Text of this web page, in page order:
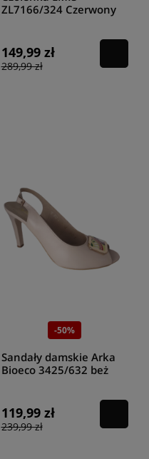
ZL7166/324 Czerwony
149,99 zł
289,99 zł
-50%
Sandały damskie Arka
Bioeco 3425/632 beż
119,99 zł
239,99 zł